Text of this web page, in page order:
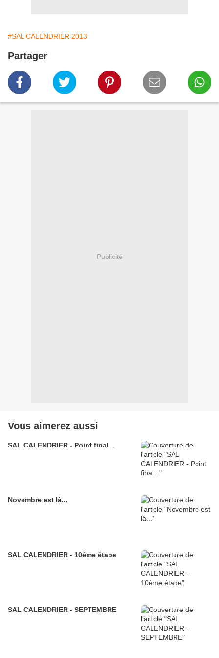
#SAL CALENDRIER 2013
Partager
Publicité
Vous aimerez aussi
SAL CALENDRIER - Point final...
Novembre est là...
SAL CALENDRIER - 10ème étape
SAL CALENDRIER - SEPTEMBRE